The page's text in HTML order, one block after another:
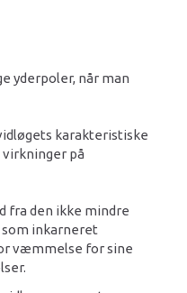
yderpoler, når man
karakteristiske
virkninger på
fra den ikke mindre
inkarneret
væmmelse for sine